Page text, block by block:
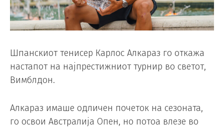
Шпанскиот тенисер Карлос Алкараз го откажа
настапот на најпрестижниот турнир во светот,
Вимблдон.
Алкараз имаше одличен почеток на сезоната,
го освои Австралија Опен, но потоа влезе во